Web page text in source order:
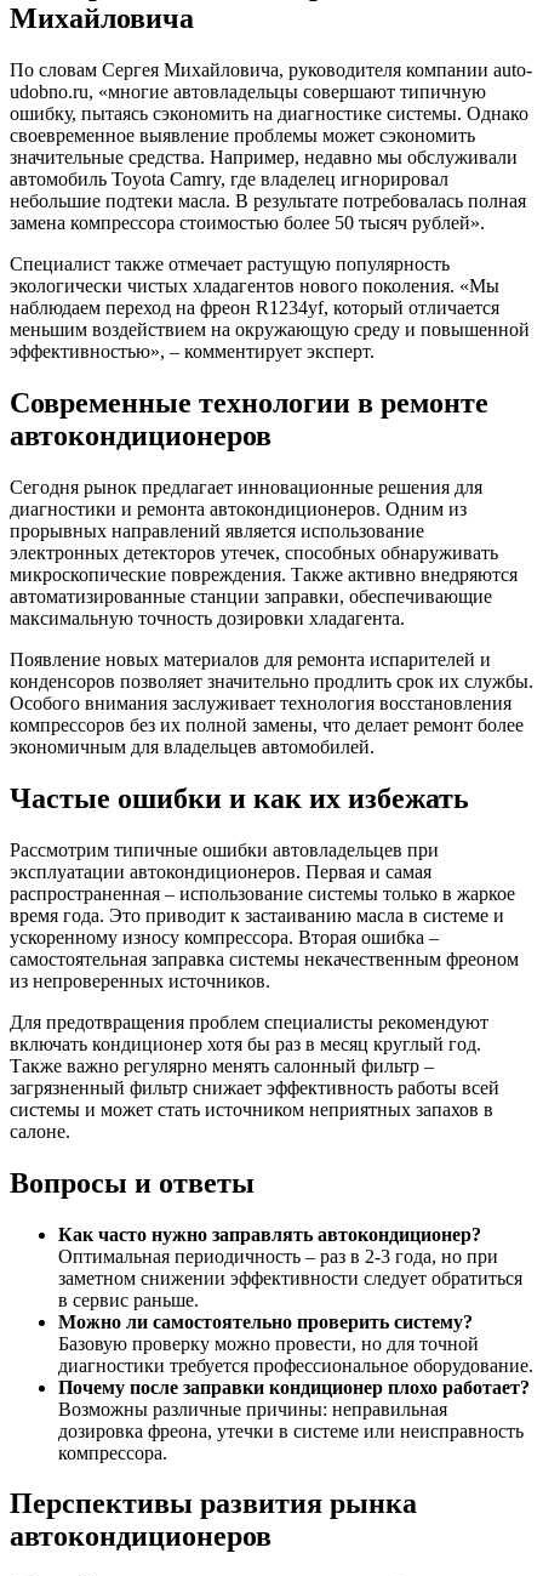
Михайловича
По словам Сергея Михайловича, руководителя компании auto-
udobno.ru, «многие автовладельцы совершают типичную
ошибку, пытаясь сэкономить на диагностике системы. Однако
своевременное выявление проблемы может сэкономить
значительные средства. Например, недавно мы обслуживали
автомобиль Toyota Camry, где владелец игнорировал
небольшие подтеки масла. В результате потребовалась полная
замена компрессора стоимостью более 50 тысяч рублей».
Специалист также отмечает растущую популярность
экологически чистых хладагентов нового поколения. «Мы
наблюдаем переход на фреон R1234yf, который отличается
меньшим воздействием на окружающую среду и повышенной
эффективностью», – комментирует эксперт.
Современные технологии в ремонте
автокондиционеров
Сегодня рынок предлагает инновационные решения для
диагностики и ремонта автокондиционеров. Одним из
прорывных направлений является использование
электронных детекторов утечек, способных обнаруживать
микроскопические повреждения. Также активно внедряются
автоматизированные станции заправки, обеспечивающие
максимальную точность дозировки хладагента.
Появление новых материалов для ремонта испарителей и
конденсоров позволяет значительно продлить срок их службы.
Особого внимания заслуживает технология восстановления
компрессоров без их полной замены, что делает ремонт более
экономичным для владельцев автомобилей.
Частые ошибки и как их избежать
Рассмотрим типичные ошибки автовладельцев при
эксплуатации автокондиционеров. Первая и самая
распространенная – использование системы только в жаркое
время года. Это приводит к застаиванию масла в системе и
ускоренному износу компрессора. Вторая ошибка –
самостоятельная заправка системы некачественным фреоном
из непроверенных источников.
Для предотвращения проблем специалисты рекомендуют
включать кондиционер хотя бы раз в месяц круглый год.
Также важно регулярно менять салонный фильтр –
загрязненный фильтр снижает эффективность работы всей
системы и может стать источником неприятных запахов в
салоне.
Вопросы и ответы
Как часто нужно заправлять автокондиционер?
Оптимальная периодичность – раз в 2-3 года, но при
заметном снижении эффективности следует обратиться
в сервис раньше.
Можно ли самостоятельно проверить систему?
Базовую проверку можно провести, но для точной
диагностики требуется профессиональное оборудование.
Почему после заправки кондиционер плохо работает?
Возможны различные причины: неправильная
дозировка фреона, утечки в системе или неисправность
компрессора.
Перспективы развития рынка
автокондиционеров